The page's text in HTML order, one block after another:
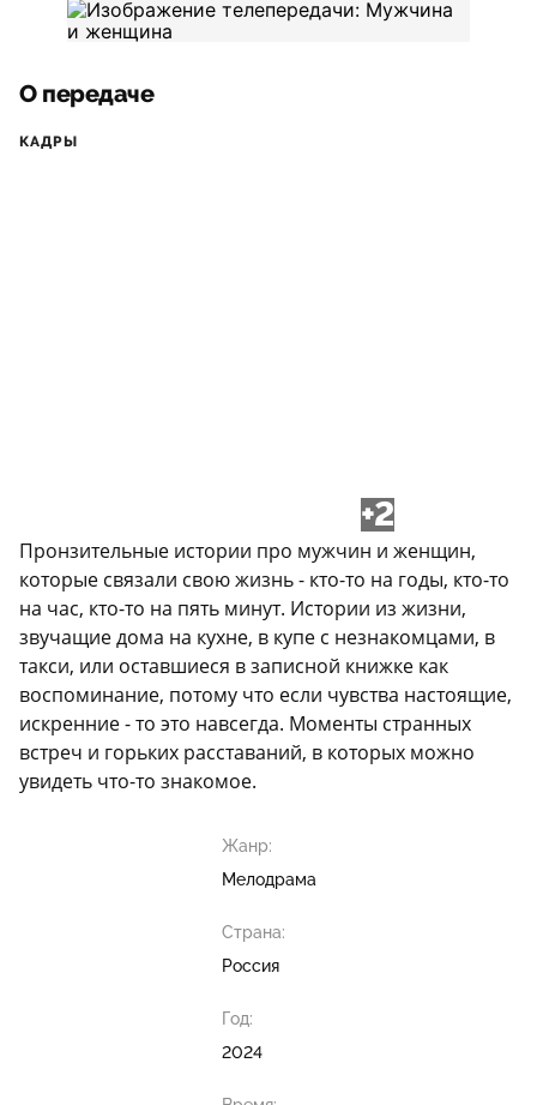
О передаче
КАДРЫ
+2
Пронзительные истории про мужчин и женщин,
которые связали свою жизнь - кто-то на годы, кто-то
на час, кто-то на пять минут. Истории из жизни,
звучащие дома на кухне, в купе с незнакомцами, в
такси, или оставшиеся в записной книжке как
воспоминание, потому что если чувства настоящие,
искренние - то это навсегда. Моменты странных
встреч и горьких расставаний, в которых можно
увидеть что-то знакомое.
Жанр:
Мелодрама
Страна:
Россия
Год:
2024